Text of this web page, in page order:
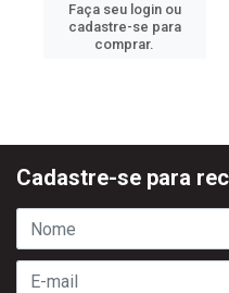
Faça seu login ou
cadastre-se para
comprar.
Cadastre-se para